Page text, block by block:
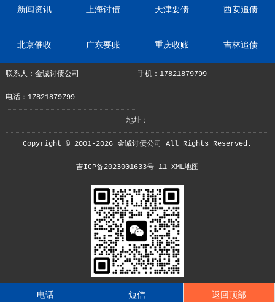
新闻资讯 上海讨债 天津要债 西安追债
北京催收 广东要账 重庆收账 吉林追债
联系人：金诚讨债公司 手机：17821879799
电话：17821879799
地址：
Copyright © 2001-2026 金诚讨债公司 All Rights Reserved.
吉ICP备2023001633号-11 XML地图
电话 短信 返回顶部